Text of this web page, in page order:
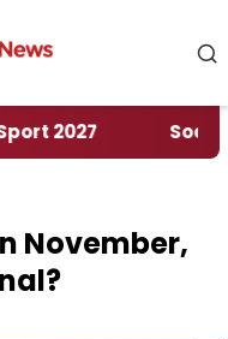
‎Soal Rencana
November,